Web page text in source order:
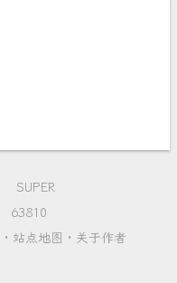
SUPER
63810
· 站点地图 · 关于作者